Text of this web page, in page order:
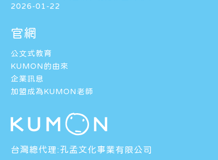
台灣總代理:孔孟文化事業有限公司
2026-01-22
官網
公文式教育
KUMON的由來
企業訊息
加盟成為KUMON老師